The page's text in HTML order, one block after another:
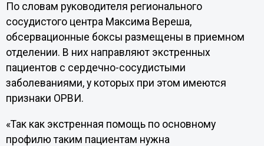
По словам руководителя регионального
сосудистого центра Максима Вереша,
обсервационные боксы размещены в приемном
отделении. В них направляют экстренных
пациентов с сердечно-сосудистыми
заболеваниями, у которых при этом имеются
признаки ОРВИ.
«Так как экстренная помощь по основному
профилю таким пациентам нужна